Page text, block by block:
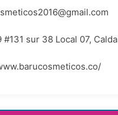
#131 sur 38 Local 07,